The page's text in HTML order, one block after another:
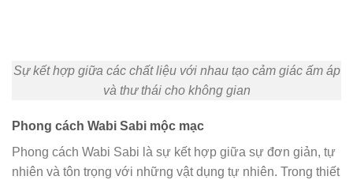
Sự kết hợp giữa các chất liệu với nhau tạo cảm giác ấm áp
và thư thái cho không gian
Phong cách Wabi Sabi mộc mạc
Phong cách Wabi Sabi là sự kết hợp giữa sự đơn giản, tự
nhiên và tôn trọng với những vật dụng tự nhiên. Trong thiết